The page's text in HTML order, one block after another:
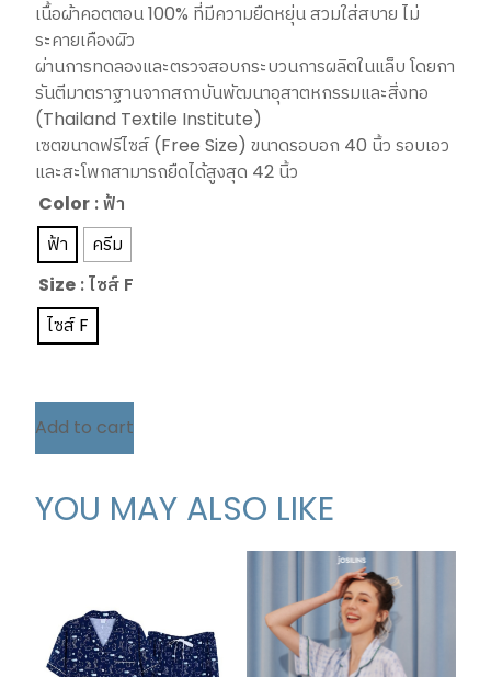
เนื้อผ้าคอตตอน 100% ที่มีความยืดหยุ่น สวมใส่สบาย ไม่
ระคายเคืองผิว
ผ่านการทดลองและตรวจสอบกระบวนการผลิตในแล็บ โดยกา
รันตีมาตราฐานจากสถาบันพัฒนาอุสาตหกรรมและสิ่งทอ
(Thailand Textile Institute)
เซตขนาดฟรีไซส์ (Free Size) ขนาดรอบอก 40 นิ้ว รอบเอว
และสะโพกสามารถยืดได้สูงสุด 42 นิ้ว
Color : ฟ้า
ฟ้า
ครีม
Size : ไซส์ F
ไซส์ F
Add to cart
YOU MAY ALSO LIKE